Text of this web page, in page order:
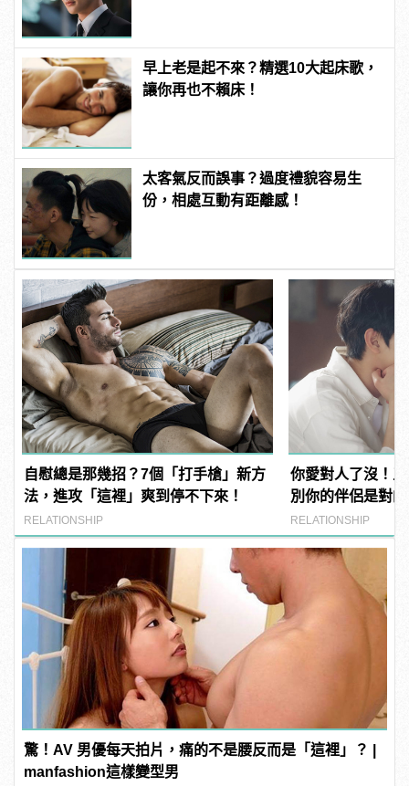
早上老是起不來？精選10大起床歌，
讓你再也不賴床！
太客氣反而誤事？過度禮貌容易生
份，相處互動有距離感！
自慰總是那幾招？7個「打手槍」新方
法，進攻「這裡」爽到停不下來！
RELATIONSHIP
你愛對人了沒！
別你的伴侶是對
RELATIONSHIP
驚！AV 男優每天拍片，痛的不是腰反而是「這裡」？ |
manfashion這樣變型男